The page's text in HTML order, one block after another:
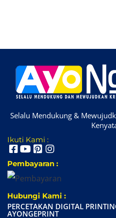
Selalu Mendukung &
Ikuti Kami :
Pembayaran :
Hubungi Kami :
PERCETAKAN DIGITAL
AYONGEPRINT